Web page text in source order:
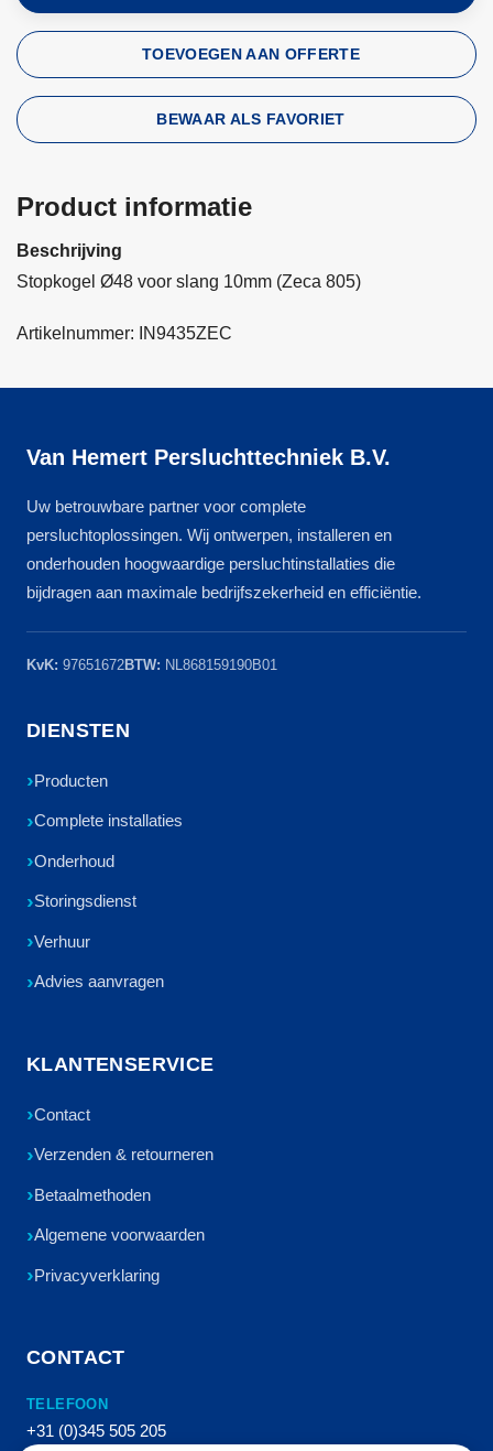
TOEVOEGEN AAN OFFERTE
BEWAAR ALS FAVORIET
Product informatie
Beschrijving
Stopkogel Ø48 voor slang 10mm (Zeca 805)
Artikelnummer: IN9435ZEC
Van Hemert Persluchttechniek B.V.
Uw betrouwbare partner voor complete
persluchtoplossingen. Wij ontwerpen, installeren en
onderhouden hoogwaardige persluchtinstallaties die
bijdragen aan maximale bedrijfszekerheid en efficiëntie.
KvK: 97651672BTW: NL868159190B01
DIENSTEN
Producten
Complete installaties
Onderhoud
Storingsdienst
Verhuur
Advies aanvragen
KLANTENSERVICE
Contact
Verzenden & retourneren
Betaalmethoden
Algemene voorwaarden
Privacyverklaring
CONTACT
TELEFOON
+31 (0)345 505 205